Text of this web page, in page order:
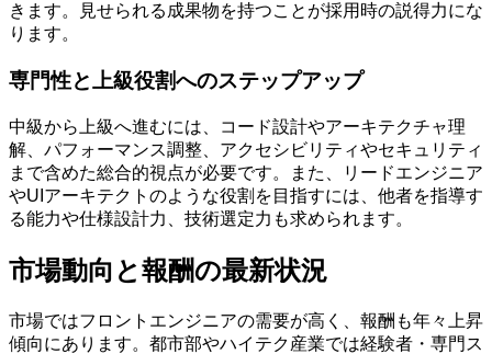
きます。見せられる成果物を持つことが採用時の説得力にな
ります。
専門性と上級役割へのステップアップ
中級から上級へ進むには、コード設計やアーキテクチャ理
解、パフォーマンス調整、アクセシビリティやセキュリティ
まで含めた総合的視点が必要です。また、リードエンジニア
やUIアーキテクトのような役割を目指すには、他者を指導す
る能力や仕様設計力、技術選定力も求められます。
市場動向と報酬の最新状況
市場ではフロントエンジニアの需要が高く、報酬も年々上昇
傾向にあります。都市部やハイテク産業では経験者・専門ス